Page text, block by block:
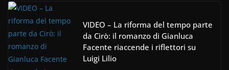
VIDEO – La riforma del tempo parte
da Cirò: il romanzo di Gianluca
Facente riaccende i riflettori su
Luigi Lilio